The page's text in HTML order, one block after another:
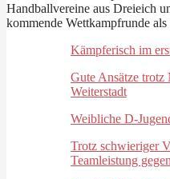
Handballvereine aus Dreieich
kommende Wettkampfrunde
Kämpferisch im
Gute Ansätze trotz
Weiterstadt
Weibliche D-
Trotz schwieriger
Teamleistung